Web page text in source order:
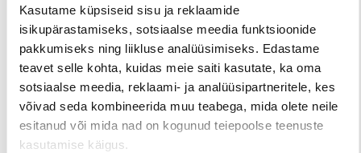
Kasutame küpsiseid sisu ja reklaamide
isikupärastamiseks, sotsiaalse meedia funktsioonide
pakkumiseks ning liikluse analüüsimiseks. Edastame
teavet selle kohta, kuidas meie saiti kasutate, ka oma
sotsiaalse meedia, reklaami- ja analüüsipartneritele, kes
võivad seda kombineerida muu teabega, mida olete neile
esitanud või mida nad on kogunud teiepoolse teenuste
kasutamise käigus.
Alfis EST OÜ õiguspäraste huvide kaitse tuleb tagada, nt
pöördumine kohtusse või muude riiklike asutuste poole isiku
vastu, kes on rikkunud Alfis EST OÜ õigustatud huve.
Isikuandmete edastamisel kolmandatele isikutele hindab Alfis EST
OÜ kolmandate isikute poolt pakutava kaitse taset vastavalt
reguleerivatele õigusaktidele, et tagada andmesubjekti teabe
suurim võimalik kaitse.